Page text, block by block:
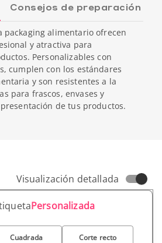
Consejos de preparación
packaging alimentario ofrecen
y atractiva para
Personalizables con
cumplen con los estándares
y son resistentes a la
para frascos, envases y
de tus productos.
Visualización detallada
Personalizada
Cuadrada Corte recto